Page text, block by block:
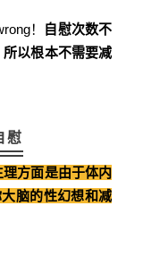
！ 自慰次数不
以根本不需要减
慰
理方面是由于体内
脑的性幻想和减